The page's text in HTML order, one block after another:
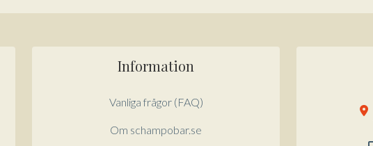
Information
Vanliga frågor (FAQ)
Om schampobar.se